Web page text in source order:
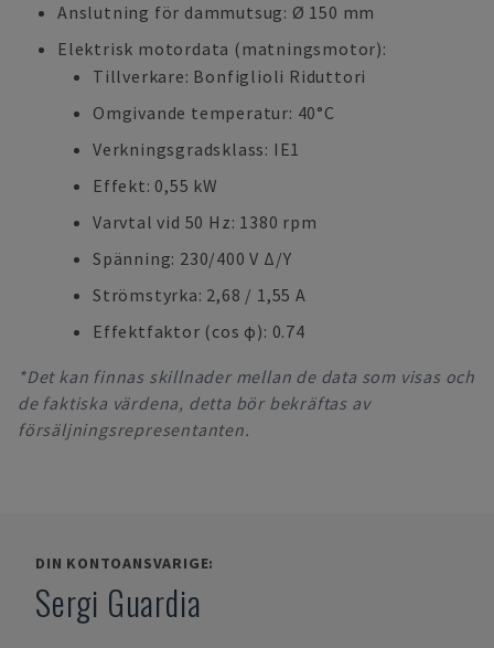
Anslutning för dammutsug: Ø 150 mm
Elektrisk motordata (matningsmotor):
Tillverkare: Bonfiglioli Riduttori
Omgivande temperatur: 40°C
Verkningsgradsklass: IE1
Effekt: 0,55 kW
Varvtal vid 50 Hz: 1380 rpm
Spänning: 230/400 V Δ/Y
Strömstyrka: 2,68 / 1,55 A
Effektfaktor (cos φ): 0.74
*Det kan finnas skillnader mellan de data som visas och
de faktiska värdena, detta bör bekräftas av
försäljningsrepresentanten.
DIN KONTOANSVARIGE:
Sergi Guardia